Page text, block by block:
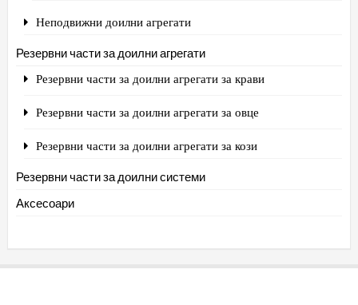
Неподвижни доилни агрегати
Резервни части за доилни агрегати
Резервни части за доилни агрегати за крави
Резервни части за доилни агрегати за овце
Резервни части за доилни агрегати за кози
Резервни части за доилни системи
Аксесоари